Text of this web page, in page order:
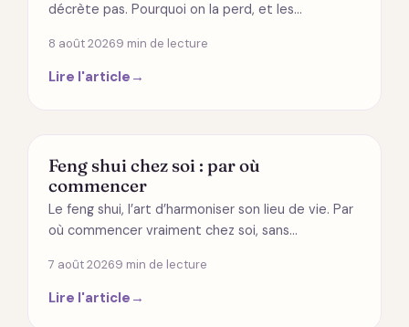
décrète pas. Pourquoi on la perd, et les…
8 août 20269 min de lecture
Lire l'article →
MODES DE VIE
Feng shui chez soi : par où
commencer
Le feng shui, l’art d’harmoniser son lieu de vie. Par
où commencer vraiment chez soi, sans…
7 août 20269 min de lecture
Lire l'article →